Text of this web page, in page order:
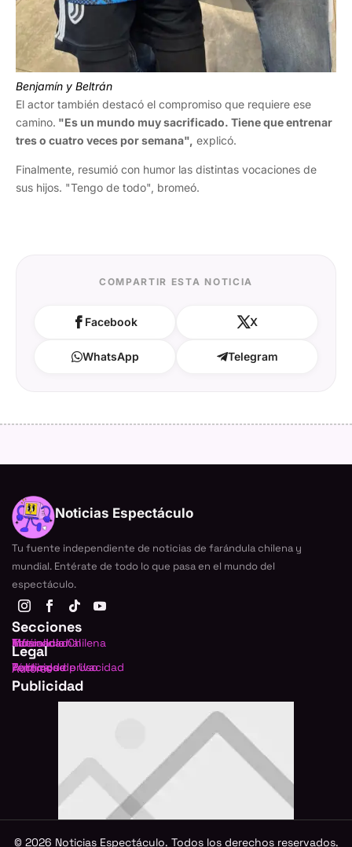
Benjamín y Beltrán
El actor también destacó el compromiso que requiere ese
camino. "Es un mundo muy sacrificado. Tiene que entrenar
tres o cuatro veces por semana", explicó.
Finalmente, resumió con humor las distintas vocaciones de
sus hijos. "Tengo de todo", bromeó.
COMPARTIR ESTA NOTICIA
Facebook X
WhatsApp Telegram
Noticias Espectáculo
Tu fuente independiente de noticias de farándula chilena y
mundial. Entérate de todo lo que pasa en el mundo del
espectáculo.
Secciones
Farándula Chilena
Internacional
TV
Música
Actualidad
Legal
Política de privacidad
Términos de Uso
Publicidad
Autores
Publicidad
© 2026 Noticias Espectáculo. Todos los derechos reservados.